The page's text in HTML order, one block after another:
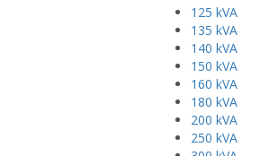
125 kVA
135 kVA
140 kVA
150 kVA
160 kVA
180 kVA
200 kVA
250 kVA